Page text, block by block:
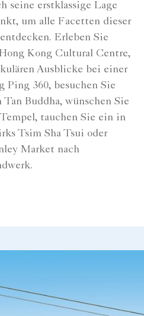
seine erstklassige Lage
um alle Facetten dieser
Erleben Sie
Kong Cultural Centre,
Ausblicke bei einer
360, besuchen Sie
Buddha, wünschen Sie
tauchen Sie ein in
Tsim Sha Tsui oder
Market nach